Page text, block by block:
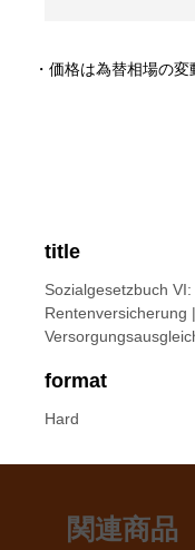
title
Sozialgesetzbuch
Rentenversicherung
format
Hard
・価格は為替相場の
関連商品